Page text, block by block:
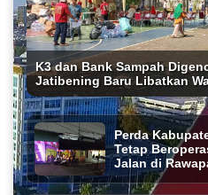
K3 dan Bank Sampah
Jatibening Baru Libatkan
Perda
Tetap
Jalan di